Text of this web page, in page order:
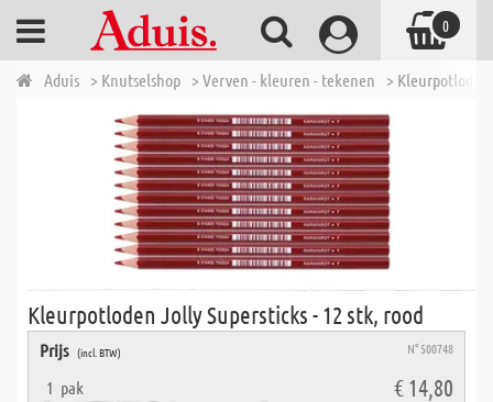
Aduis > Knutselshop > Verven - kleuren - tekenen >
Kleurpotloden Jolly Supersticks - 12 stk, rood
Prijs (incl. BTW) N° 500748
1 pak € 14,80
0